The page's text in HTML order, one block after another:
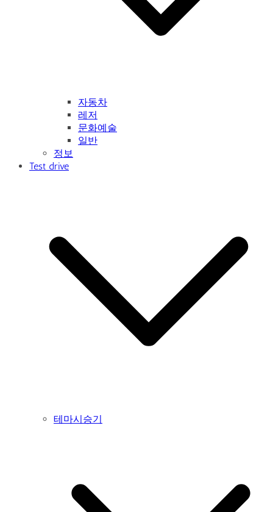
자동차
레저
문화예술
일반
정보
Test drive
테마시승기